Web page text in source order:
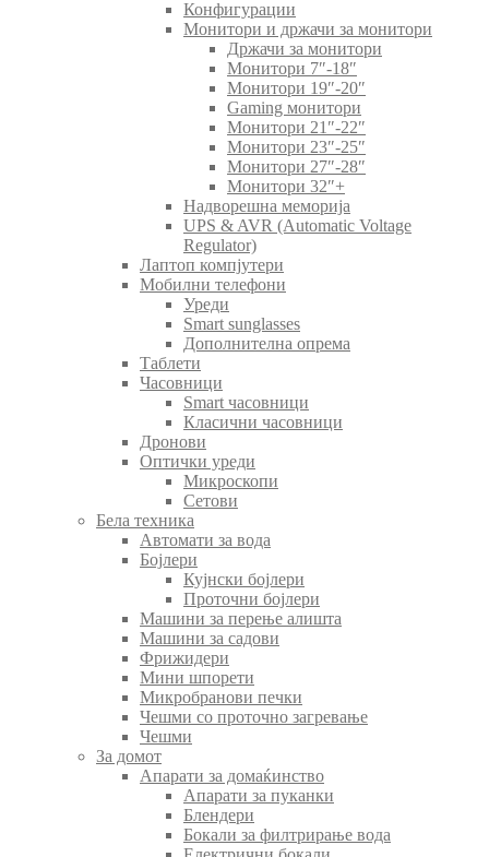
Конфигурации
Монитори и држачи за монитори
Држачи за монитори
Монитори 7″-18″
Монитори 19″-20″
Gaming монитори
Монитори 21″-22″
Монитори 23″-25″
Монитори 27″-28″
Монитори 32″+
Надворешна меморија
UPS & AVR (Automatic Voltage
Regulator)
Лаптоп компјутери
Мобилни телефони
Уреди
Smart sunglasses
Дополнителна опрема
Таблети
Часовници
Smart часовници
Класични часовници
Дронови
Оптички уреди
Микроскопи
Сетови
Бела техника
Автомати за вода
Бојлери
Кујнски бојлери
Проточни бојлери
Машини за перење алишта
Машини за садови
Фрижидери
Мини шпорети
Микробранови печки
Чешми со проточно загревање
Чешми
За домот
Апарати за домаќинство
Апарати за пуканки
Блендери
Бокали за филтрирање вода